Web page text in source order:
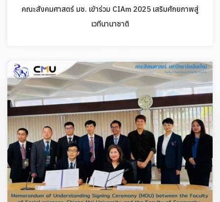
คณะสังคมศาสตร์ มช. เข้าร่วม CIAm 2025 เสริมศักยภาพสู่
เวทีนานาชาติ